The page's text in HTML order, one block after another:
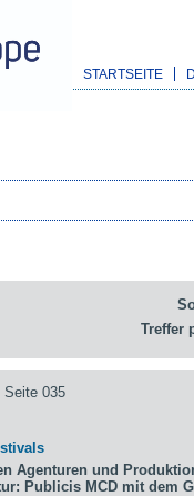
STARTSEITE
Treffer
Seite 035
Agenturen und
Publicis MCD mit dem